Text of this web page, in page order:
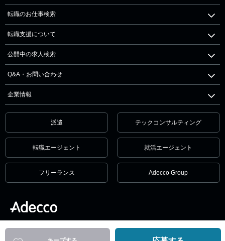
転職のお仕事検索
転職支援について
公開中の求人検索
Q&A・お問い合わせ
企業情報
派遣 テックコンサルティング
転職エージェント 就活エージェント
フリーランス Adecco Group